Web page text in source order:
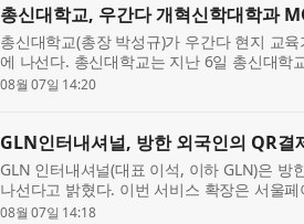
총신대학교, 우간다 개혁신학대학과
총신대학교(총장 박성규)가 우간다 현지 교
에 나선다. 총신대학교는 지난 6일 총신대
Reformed Theological College(개혁신학대
08월 07일 14:20
GLN인터내셔널, 방한 외국인의 QR결
GLN 인터내셔널(대표 이석, 이하 GLN)은
나선다고 밝혔다. 이번 서비스 확장은 서울
50만 곳을 추가로 확보해 국내 약 150만...
08월 07일 14:18